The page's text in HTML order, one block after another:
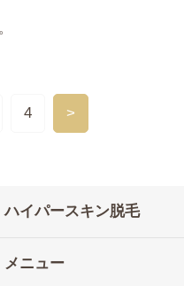
4 >
ハイパースキン脱毛
メニュー